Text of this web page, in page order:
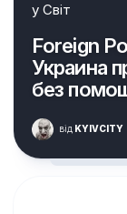
у Світ
Foreign
Украина
без
від KYIVCITY